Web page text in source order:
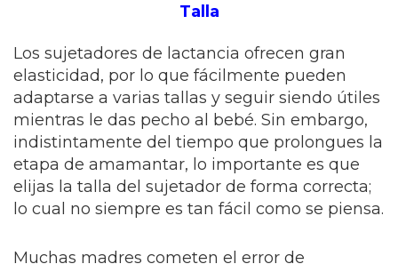
Talla
Los sujetadores de lactancia ofrecen gran
elasticidad, por lo que fácilmente pueden
adaptarse a varias tallas y seguir siendo útiles
mientras le das pecho al bebé. Sin embargo,
indistintamente del tiempo que prolongues la
etapa de amamantar, lo importante es que
elijas la talla del sujetador de forma correcta;
lo cual no siempre es tan fácil como se piensa.
Muchas madres cometen el error de